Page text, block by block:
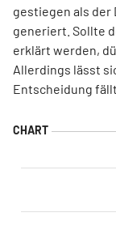
gestiegen als der
generiert. Sollte
erklärt werden,
Allerdings lässt
Entscheidung fällt.